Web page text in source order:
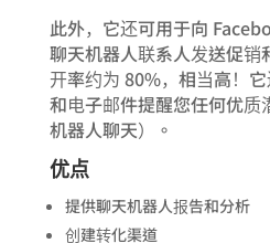
此外，它还可用于向
聊天机器人联系人发送促销
开率约为 80%，相当高！
和电子邮件提醒您任何优质
机器人聊天）。
优点
提供聊天机器人报告和分析
创建转化渠道